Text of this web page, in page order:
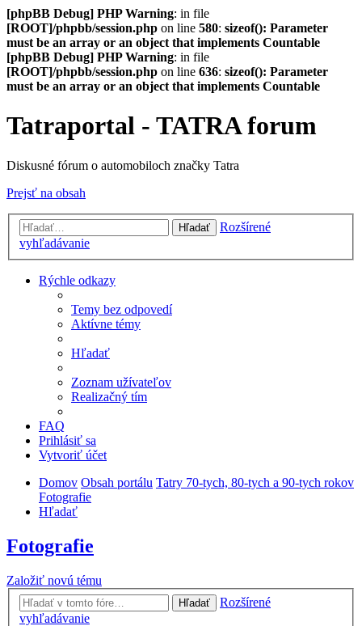
[phpBB Debug] PHP Warning: in file
[ROOT]/phpbb/session.php on line 580: sizeof(): Parameter
must be an array or an object that implements Countable
[phpBB Debug] PHP Warning: in file
[ROOT]/phpbb/session.php on line 636: sizeof(): Parameter
must be an array or an object that implements Countable
Tatraportal - TATRA forum
Diskusné fórum o automobiloch značky Tatra
Prejsť na obsah
Hľadať
Rozšírené
vyhľadávanie
Rýchle odkazy
Temy bez odpovedí
Aktívne témy
Hľadať
Zoznam užívateľov
Realizačný tím
FAQ
Prihlásiť sa
Vytvoriť účet
Domov Obsah portálu Tatry 70-tych, 80-tych a 90-tych rokov
Fotografie
Hľadať
Fotografie
Založiť novú tému
Hľadať
Rozšírené
vyhľadávanie